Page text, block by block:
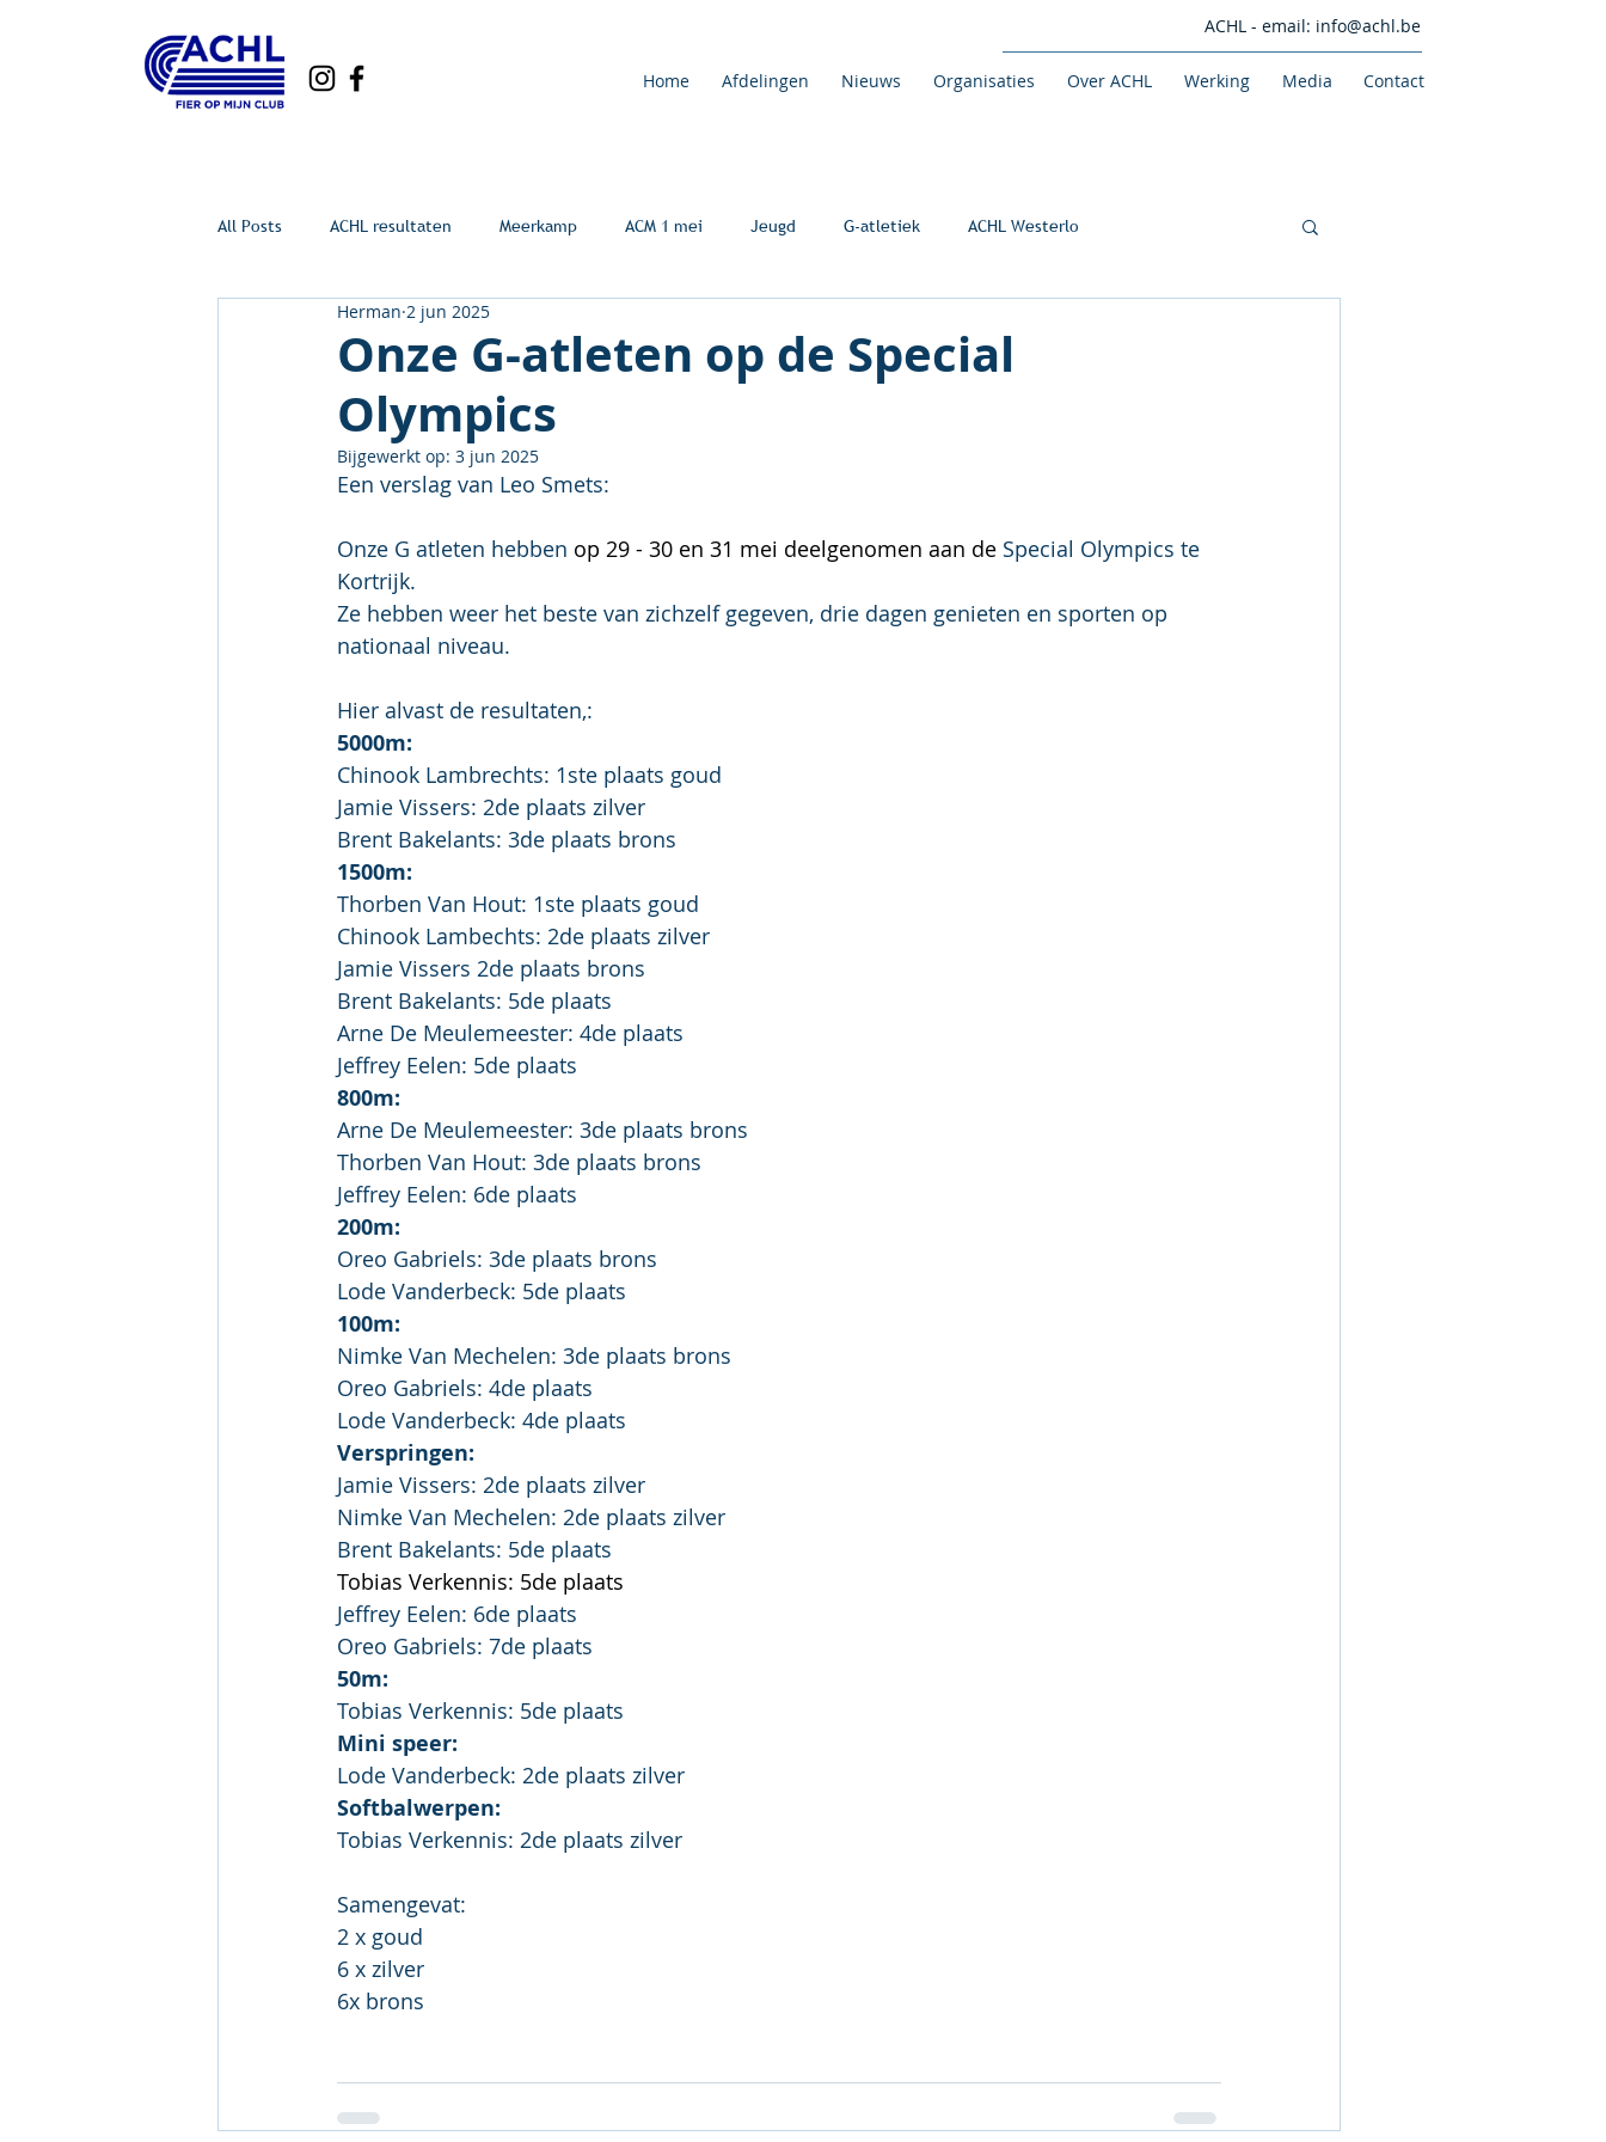
ACHL - email: info@achl.be
Home Afdelingen Nieuws Organisaties Over ACHL Werking Media Contact
All Posts ACHL resultaten Meerkamp ACM 1 mei Jeugd G-atletiek ACHL Westerlo
Onze G-atleten op de Special
Olympics
Herman 2 jun 2025
Bijgewerkt op: 3 jun 2025
Een verslag van Leo Smets:
Onze G atleten hebben op 29 - 30 en 31 mei deelgenomen aan de Special Olympics te
Kortrijk.
Ze hebben weer het beste van zichzelf gegeven, drie dagen genieten en sporten op
nationaal niveau.
Hier alvast de resultaten,:
5000m:
Chinook Lambrechts: 1ste plaats goud
Jamie Vissers: 2de plaats zilver
Brent Bakelants: 3de plaats brons
1500m:
Thorben Van Hout: 1ste plaats goud
Chinook Lambechts: 2de plaats zilver
Jamie Vissers 2de plaats brons
Brent Bakelants: 5de plaats
Arne De Meulemeester: 4de plaats
Jeffrey Eelen: 5de plaats
800m:
Arne De Meulemeester: 3de plaats brons
Thorben Van Hout: 3de plaats brons
Jeffrey Eelen: 6de plaats
200m:
Oreo Gabriels: 3de plaats brons
Lode Vanderbeck: 5de plaats
100m:
Nimke Van Mechelen: 3de plaats brons
Oreo Gabriels: 4de plaats
Lode Vanderbeck: 4de plaats
Verspringen:
Jamie Vissers: 2de plaats zilver
Nimke Van Mechelen: 2de plaats zilver
Brent Bakelants: 5de plaats
Tobias Verkennis: 5de plaats
Jeffrey Eelen: 6de plaats
Oreo Gabriels: 7de plaats
50m:
Tobias Verkennis: 5de plaats
Mini speer:
Lode Vanderbeck: 2de plaats zilver
Softbalwerpen:
Tobias Verkennis: 2de plaats zilver
Samengevat:
2 x goud
6 x zilver
6x brons